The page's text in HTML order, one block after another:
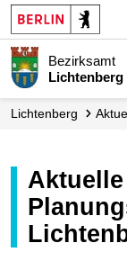
Bezirksamt
Lichtenberg
Aktuelle Bau- und